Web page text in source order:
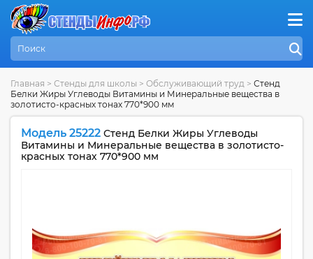
Главная > Стенды для школы > Обслуживающий труд > Стенд
Белки Жиры Углеводы Витамины и Минеральные вещества в
золотисто-красных тонах 770*900 мм
Модель 25222 Стенд Белки Жиры Углеводы
Витамины и Минеральные вещества в золотисто-
красных тонах 770*900 мм